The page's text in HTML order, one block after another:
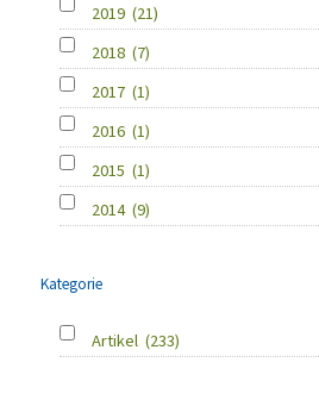
2019 (21)
2018 (7)
2017 (1)
2016 (1)
2015 (1)
2014 (9)
Kategorie
Artikel (233)